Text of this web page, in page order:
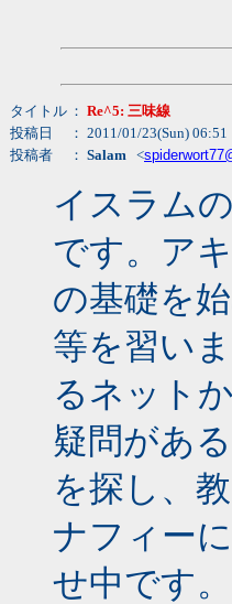
タイトル ： Re^5: 三味線
投稿日
： 2011/01/23(Sun) 06:51
投稿者
： Salam <
イスラム
です。ア
の基礎を
等を習い
るネット
疑問があ
を探し、
ナフィー
せ中です